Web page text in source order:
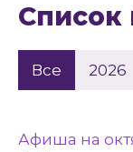
Все 2026
Афиша на